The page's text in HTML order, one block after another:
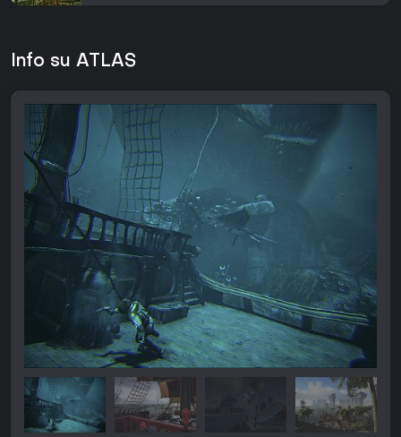
Info su ATLAS